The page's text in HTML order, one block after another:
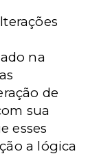
na
de
sua
esses
a lógica